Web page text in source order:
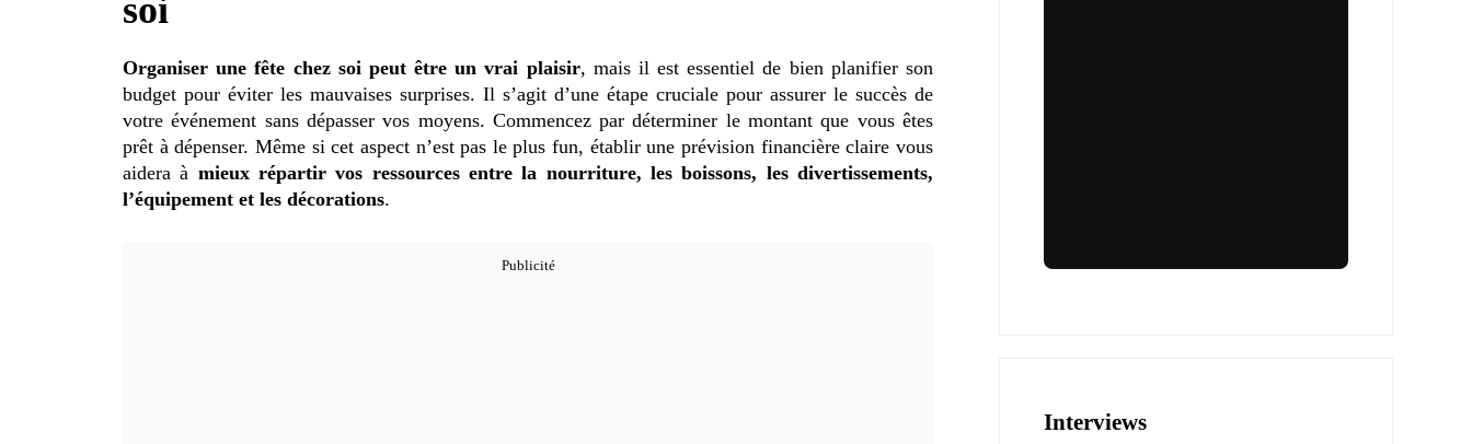
soi
Organiser une fête chez soi peut être un vrai plaisir, mais il est essentiel de bien planifier son
budget pour éviter les mauvaises surprises. Il s’agit d’une étape cruciale pour assurer le succès de
votre événement sans dépasser vos moyens. Commencez par déterminer le montant que vous êtes
prêt à dépenser. Même si cet aspect n’est pas le plus fun, établir une prévision financière claire vous
aidera à mieux répartir vos ressources entre la nourriture, les boissons, les divertissements,
l’équipement et les décorations.
Interviews